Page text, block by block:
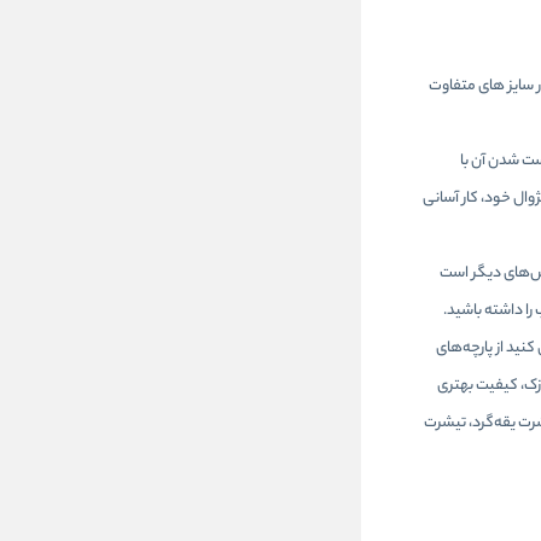
سایز های متفاوت
شدن آن‌ با
خود، کار آسانی
دیگر است
داشته باشید.
از پارچه‌های
کیفیت بهتری
یقه‌گرد، تیشرت